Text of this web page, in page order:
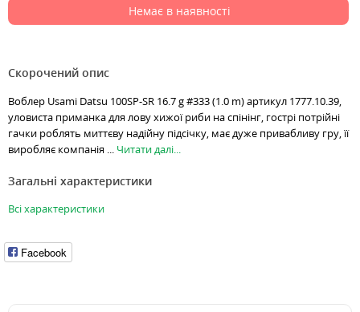
Немає в наявності
Скорочений опис
Воблер Usami Datsu 100SP-SR 16.7 g #333 (1.0 m) артикул 1777.10.39,
уловиста приманка для лову хижої риби на спінінг, гострі потрійні
гачки роблять миттєву надійну підсічку, має дуже привабливу гру, її
виробляє компанія ... Читати далі...
Загальні характеристики
Всі характеристики
Facebook